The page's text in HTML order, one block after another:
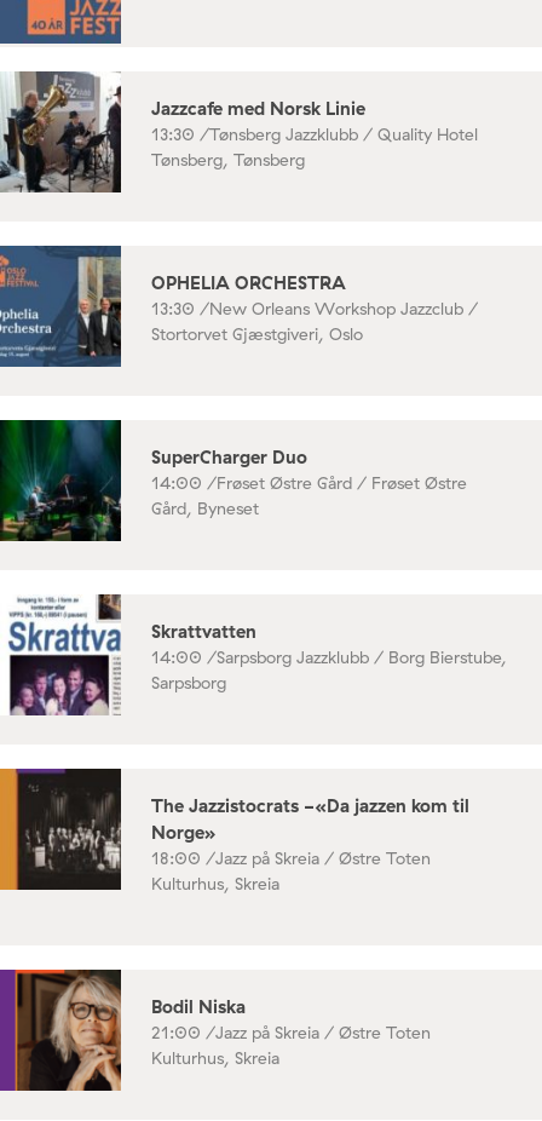
Jazzcafe med Norsk Linie
13:30 /Tønsberg Jazzklubb / Quality Hotel
Tønsberg, Tønsberg
OPHELIA ORCHESTRA
13:30 /New Orleans Workshop Jazzclub /
Stortorvet Gjæstgiveri, Oslo
SuperCharger Duo
14:00 /Frøset Østre Gård / Frøset Østre
Gård, Byneset
Skrattvatten
14:00 /Sarpsborg Jazzklubb / Borg Bierstube,
Sarpsborg
The Jazzistocrats -«Da jazzen kom til
Norge»
18:00 /Jazz på Skreia / Østre Toten
Kulturhus, Skreia
Bodil Niska
21:00 /Jazz på Skreia / Østre Toten
Kulturhus, Skreia